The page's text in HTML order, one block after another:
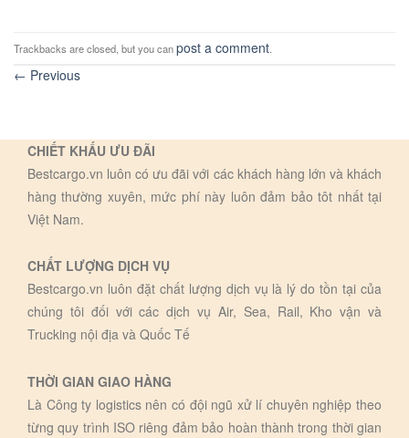
Trackbacks are closed, but you canpost a comment
← Previous
CHIẾT KHẤU ƯU ĐÃI
Bestcargo.vn luôn có ưu đãi với các khách hàng lớn và khách
hàng thường xuyên, mức phí này luôn đảm bảo tôt nhất tại
Việt Nam.
CHẤT LƯỢNG DỊCH VỤ
Bestcargo.vn luôn đặt chất lượng dịch vụ là lý do tồn tại của
chúng tôi đối với các dịch vụ Air, Sea, Rail, Kho vận và
Trucking nội địa và Quốc Tế
THỜI GIAN GIAO HÀNG
Là Công ty logistics nên có đội ngũ xử lí chuyên nghiệp theo
từng quy trình ISO riêng đảm bảo hoàn thành trong thời gian